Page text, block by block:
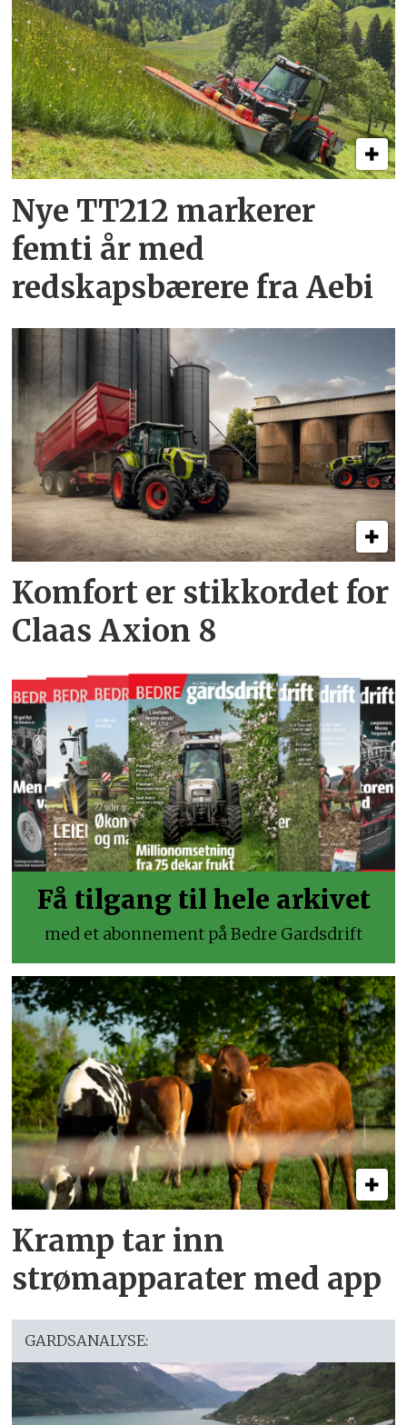
Nye TT212 markerer
femti år­ med
redskapsbærere fra Aebi
Komfort er stikkordet for
Claas Axion 8
Få tilgang til hele arkivet
med et abonnement på Bedre Gardsdrift
Kramp tar inn
strømapparater med app
GARDSANALYSE: